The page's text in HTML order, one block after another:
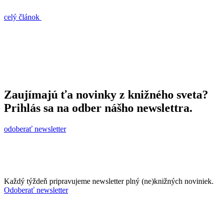
celý článok
Zaujímajú ťa novinky z knižného sveta?
Prihlás sa na odber nášho newslettra.
odoberať newsletter
Každý týždeň pripravujeme newsletter plný (ne)knižných noviniek.
Odoberať newsletter